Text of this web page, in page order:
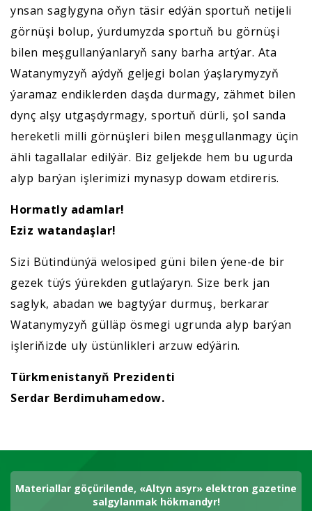
ynsan saglygyna oňyn täsir edýän sportuň netijeli
görnüşi bolup, ýurdumyzda sportuň bu görnüşi
bilen meşgullanýanlaryň sany barha artýar. Ata
Watanymyzyň aýdyň geljegi bolan ýaşlarymyzyň
ýaramaz endiklerden daşda durmagy, zähmet bilen
dynç alşy utgaşdyrmagy, sportuň dürli, şol sanda
hereketli milli görnüşleri bilen meşgullanmagy üçin
ähli tagallalar edilýär. Biz geljekde hem bu ugurda
alyp barýan işlerimizi mynasyp dowam etdireris.
Hormatly adamlar!
Eziz watandaşlar!
Sizi Bütindünýä welosiped güni bilen ýene-de bir
gezek tüýs ýürekden gutlaýaryn. Size berk jan
saglyk, abadan we bagtyýar durmuş, berkarar
Watanymyzyň gülläp ösmegi ugrunda alyp barýan
işleriňizde uly üstünlikleri arzuw edýärin.
Türkmenistanyň Prezidenti
Serdar Berdimuhamedow.
Materiallar göçürilende, «Altyn asyr» elektron gazetine
salgylanmak hökmandyr!